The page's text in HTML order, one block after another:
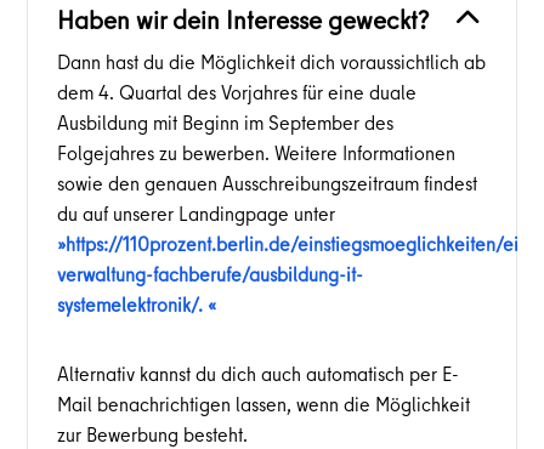
Haben wir dein Interesse geweckt?
Dann hast du die Möglichkeit dich voraussichtlich ab
dem 4. Quartal des Vorjahres für eine duale
Ausbildung mit Beginn im September des
Folgejahres zu bewerben. Weitere Informationen
sowie den genauen Ausschreibungszeitraum findest
du auf unserer Landingpage unter
https://110prozent.berlin.de/einstiegsmoeglichkeiten/
verwaltung-fachberufe/ausbildung-it-
systemelektronik/.
Alternativ kannst du dich auch automatisch per E-
Mail benachrichtigen lassen, wenn die Möglichkeit
zur Bewerbung besteht.